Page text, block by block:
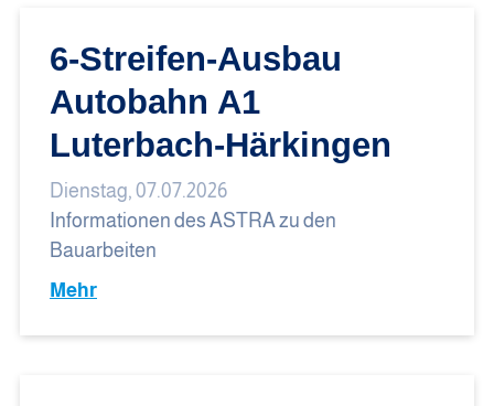
6-Streifen-Ausbau
Autobahn A1
Luterbach-Härkingen
Dienstag, 07.07.2026
Informationen des ASTRA zu den
Bauarbeiten
Mehr